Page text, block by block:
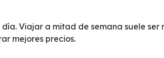
Viajar a mitad de semana suele
mejores precios.